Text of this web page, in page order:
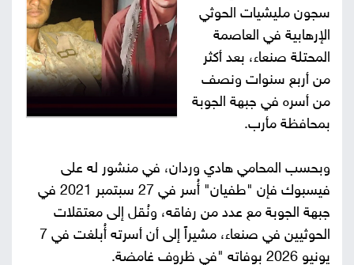
من
نحن
إتصل
بنا
البحث
سجون مليشيات الحوثي
الإرهابية في العاصمة
المحتلة صنعاء، بعد أكثر
من أربع سنوات ونصف
من أسره في جبهة الجوبة
بمحافظة مأرب.
وبحسب المحامي هادي وردان، في منشور له على
فيسبوك فإن "طفيان" أُسر في 27 سبتمبر 2021 في
جبهة الجوبة مع عدد من رفاقه، ونُقل إلى معتقلات
الحوثيين في صنعاء، مشيراً إلى أن أسرته أُبلغت في 7
يونيو 2026 بوفاته "في ظروف غامضة.